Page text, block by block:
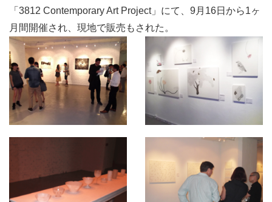
「3812 Contemporary Art Project」にて、9月16日から1ヶ
月間開催され、現地で販売もされた。